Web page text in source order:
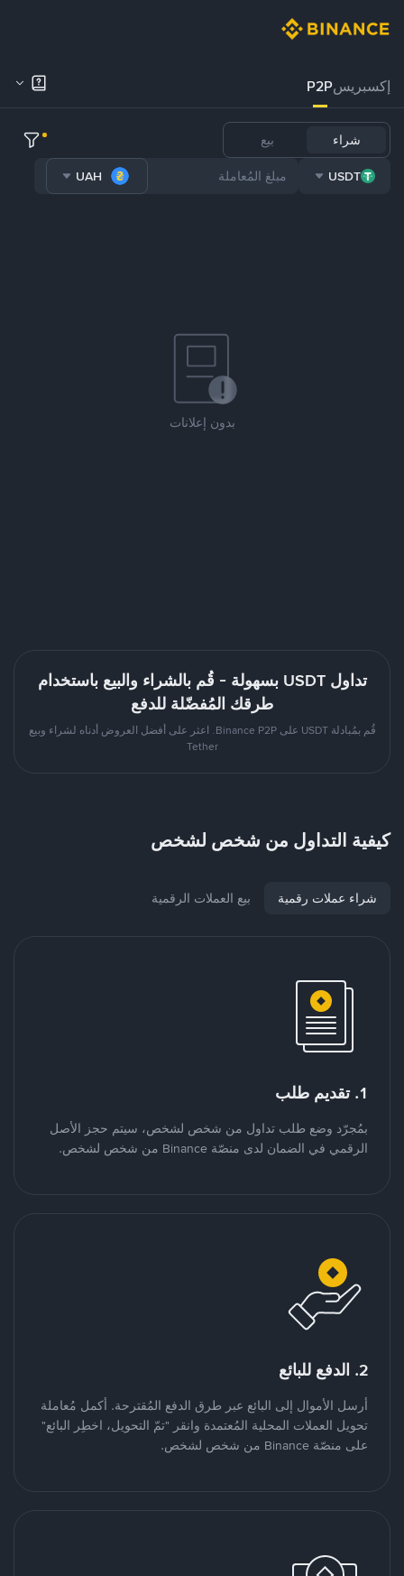
إكسبريسP2P
شراء بيع
USDT
UAH
بدون إعلانات
تداول USDT بسهولة - قُم بالشراء والبيع باستخدام
طرقك المُفضّلة للدفع
قُم بمُبادلة USDT على Binance P2P. اعثر على أفضل العروض أدناه لشراء وبيع
Tether
كيفية التداول من شخص لشخص
شراء عملات رقمية بيع العملات الرقمية
1. تقديم طلب
بمُجرّد وضع طلب تداول من شخص لشخص، سيتم حجز الأصل
الرقمي في الضمان لدى منصّة Binance من شخص لشخص.
2. الدفع للبائع
أرسل الأموال إلى البائع عبر طرق الدفع المُقترحة. أكمل مُعاملة
تحويل العملات المحلية المُعتمدة وانقر "تمّ التحويل، اخطِر البائع"
على منصّة Binance من شخص لشخص.